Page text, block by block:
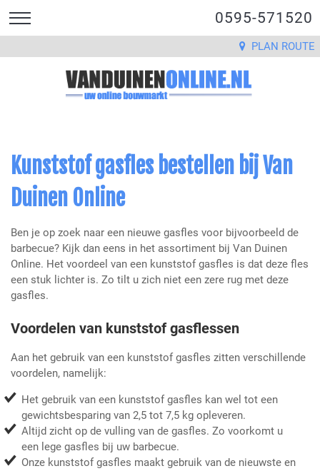
0595-571520
PLAN ROUTE
Kunststof gasfles bestellen bij Van
Duinen Online
Ben je op zoek naar een nieuwe gasfles voor bijvoorbeeld de
barbecue? Kijk dan eens in het assortiment bij Van Duinen
Online. Het voordeel van een kunststof gasfles is dat deze fles
een stuk lichter is. Zo tilt u zich niet een zere rug met deze
gasfles.
Voordelen van kunststof gasflessen
Aan het gebruik van een kunststof gasfles zitten verschillende
voordelen, namelijk:
Het gebruik van een kunststof gasfles kan wel tot een
gewichtsbesparing van 2,5 tot 7,5 kg opleveren.
Altijd zicht op de vulling van de gasfles. Zo voorkomt u
een lege gasfles bij uw barbecue.
Onze kunststof gasfles maakt gebruik van de nieuwste en